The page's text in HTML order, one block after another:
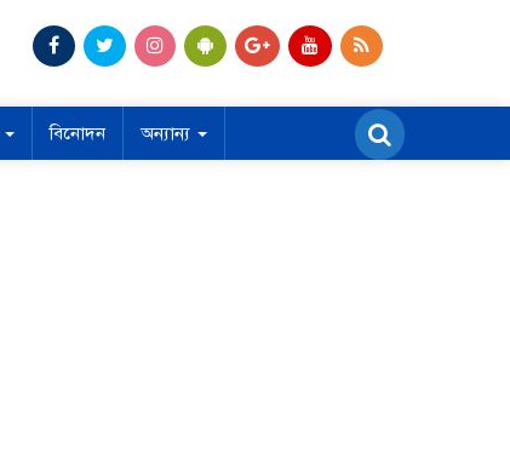
বিনোদন অন্যান্য